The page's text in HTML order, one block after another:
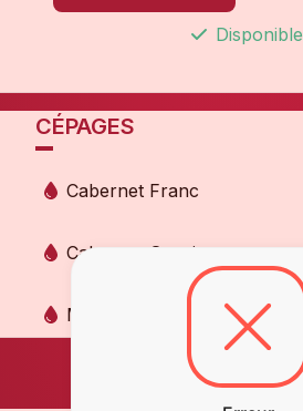
Disponible
CÉPAGES
Cabernet Franc
Cabernet Sauvignon
Merlot